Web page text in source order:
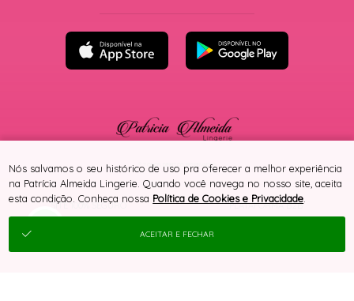
SITE 100% SEGURO PLATAFORMA B2B
® TODOS DIREITOS RESERVADOS
Nós salvamos o seu histórico de uso pra oferecer a melhor experiência
na Patrícia Almeida Lingerie. Quando você navega no nosso site, aceita
esta condição. Conheça nossa Política de Cookies e Privacidade
ACEITAR E FECHAR